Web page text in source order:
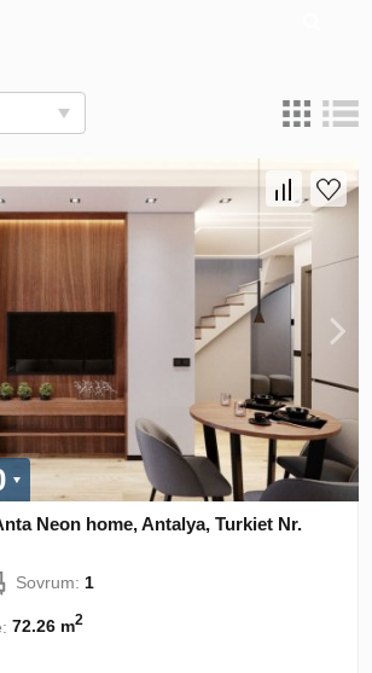
Neon home, Antalya, Turkiet Nr.
Sovrum: 1
72.26 m2